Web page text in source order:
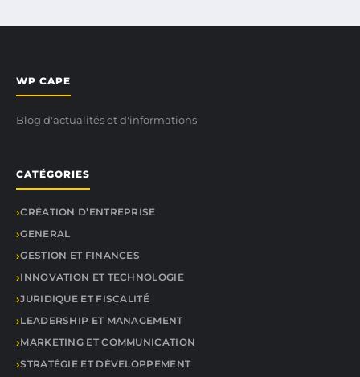
WP CAPE
Blog d'actualités et d'informations
CATÉGORIES
CRÉATION D’ENTREPRISE
GENERAL
GESTION ET FINANCES
INNOVATION ET TECHNOLOGIE
JURIDIQUE ET FISCALITÉ
LEADERSHIP ET MANAGEMENT
MARKETING ET COMMUNICATION
STRATÉGIE ET DÉVELOPPEMENT